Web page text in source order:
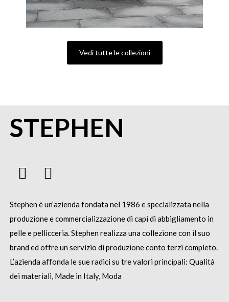
Vedi tutte le collezioni
STEPHEN
Stephen è un’azienda fondata nel 1986 e specializzata nella
produzione e commercializzazione di capi di abbigliamento in
pelle e pellicceria.Stephen realizza una collezione con il suo
brand ed offre un servizio di produzione conto terzi completo.
L’azienda affonda le sue radici su tre valori principali: Qualità
dei materiali, Made in Italy, Moda